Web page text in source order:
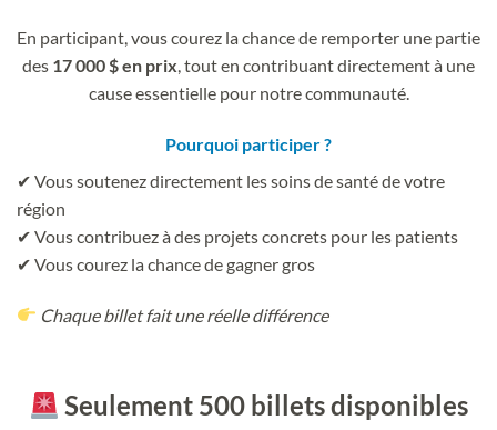
En participant, vous courez la chance de remporter une partie
des 17 000 $ en prix, tout en contribuant directement à une
cause essentielle pour notre communauté.
Pourquoi participer ?
✔ Vous soutenez directement les soins de santé de votre
région
✔ Vous contribuez à des projets concrets pour les patients
✔ Vous courez la chance de gagner gros
Chaque billet fait une réelle différence
Seulement 500 billets disponibles